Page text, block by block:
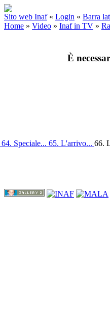
Sito web Inaf « Login « Barra
Home » Video » Inaf in TV »
È
64. Speciale... 65. L'arrivo... 66.